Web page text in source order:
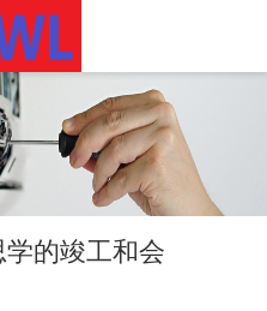
的竣工和会